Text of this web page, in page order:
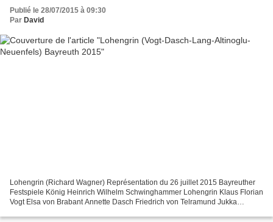
Publié le 28/07/2015 à 09:30
Par David
Lohengrin (Richard Wagner) Représentation du 26 juillet 2015 Bayreuther
Festspiele König Heinrich Wilhelm Schwinghammer Lohengrin Klaus Florian
Vogt Elsa von Brabant Annette Dasch Friedrich von Telramund Jukka